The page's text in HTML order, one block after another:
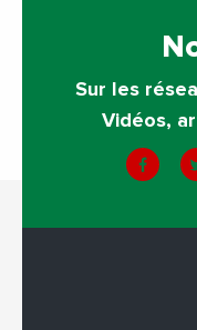
Sur les
Vidéos,